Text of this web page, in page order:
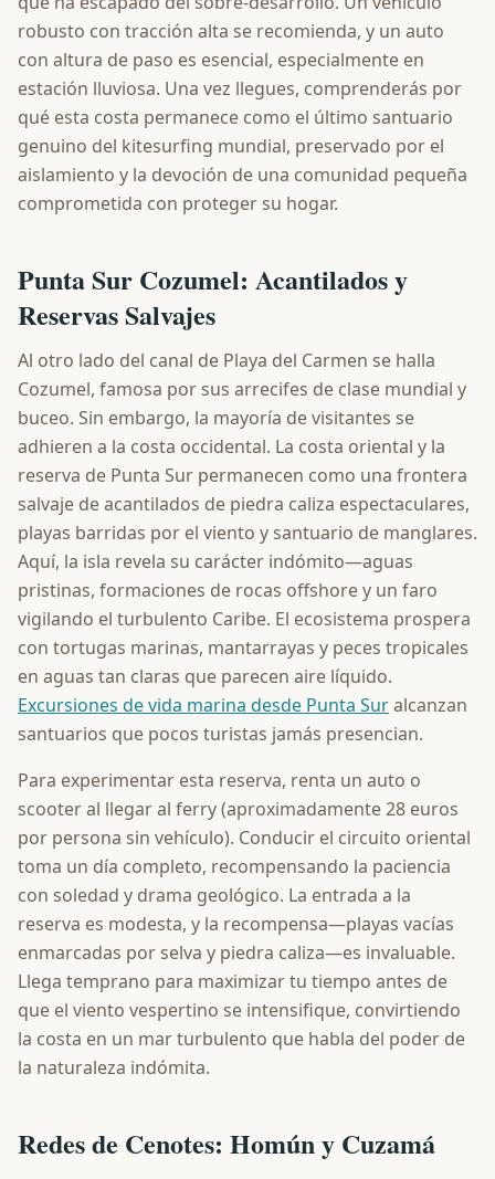
robusto con tracción alta se recomienda, y un auto
con altura de paso es esencial, especialmente en
estación lluviosa. Una vez llegues, comprenderás por
qué esta costa permanece como el último santuario
genuino del kitesurfing mundial, preservado por el
aislamiento y la devoción de una comunidad pequeña
comprometida con proteger su hogar.
Punta Sur Cozumel: Acantilados y
Reservas Salvajes
Al otro lado del canal de Playa del Carmen se halla
Cozumel, famosa por sus arrecifes de clase mundial y
buceo. Sin embargo, la mayoría de visitantes se
adhieren a la costa occidental. La costa oriental y la
reserva de Punta Sur permanecen como una frontera
salvaje de acantilados de piedra caliza espectaculares,
playas barridas por el viento y santuario de manglares.
Aquí, la isla revela su carácter indómito—aguas
pristinas, formaciones de rocas offshore y un faro
vigilando el turbulento Caribe. El ecosistema prospera
con tortugas marinas, mantarrayas y peces tropicales
en aguas tan claras que parecen aire líquido.
Excursiones de vida marina desde Punta Suralcanzan
santuarios que pocos turistas jamás presencian.
Para experimentar esta reserva, renta un auto o
scooter al llegar al ferry (aproximadamente 28 euros
por persona sin vehículo). Conducir el circuito oriental
toma un día completo, recompensando la paciencia
con soledad y drama geológico. La entrada a la
reserva es modesta, y la recompensa—playas vacías
enmarcadas por selva y piedra caliza—es invaluable.
Llega temprano para maximizar tu tiempo antes de
que el viento vespertino se intensifique, convirtiendo
la costa en un mar turbulento que habla del poder de
la naturaleza indómita.
Redes de Cenotes: Homún y Cuzamá